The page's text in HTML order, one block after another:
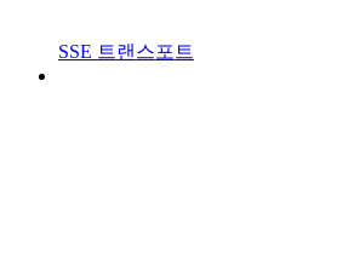
SSE 트랜스포트